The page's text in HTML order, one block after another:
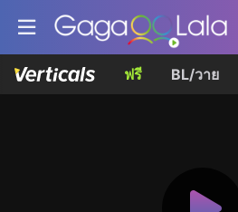
ฟรี BL/วาย